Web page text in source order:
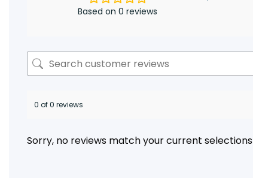
Based on 0 reviews
0 of 0 reviews
Sorry, no reviews match your current selections